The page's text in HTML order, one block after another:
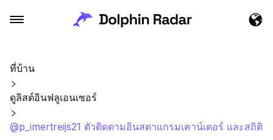
ที่บ้าน
ดูลิสต์อินฟลูเอนเซอร์
@p_imertreijs21 ตัวติดตามอินสตาแกรมเคาน์เตอร์ และสถิติ